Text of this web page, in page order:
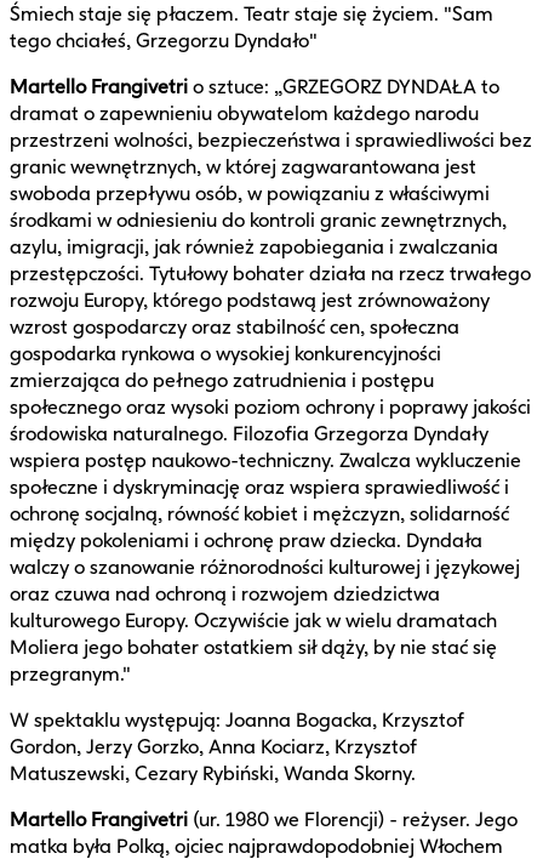
Śmiech staje się płaczem. Teatr staje się życiem. "Sam
tego chciałeś, Grzegorzu Dyndało"
Martello Frangivetri o sztuce: „GRZEGORZ DYNDAŁA to
dramat o zapewnieniu obywatelom każdego narodu
przestrzeni wolności, bezpieczeństwa i sprawiedliwości bez
granic wewnętrznych, w której zagwarantowana jest
swoboda przepływu osób, w powiązaniu z właściwymi
środkami w odniesieniu do kontroli granic zewnętrznych,
azylu, imigracji, jak również zapobiegania i zwalczania
przestępczości. Tytułowy bohater działa na rzecz trwałego
rozwoju Europy, którego podstawą jest zrównoważony
wzrost gospodarczy oraz stabilność cen, społeczna
gospodarka rynkowa o wysokiej konkurencyjności
zmierzająca do pełnego zatrudnienia i postępu
społecznego oraz wysoki poziom ochrony i poprawy jakości
środowiska naturalnego. Filozofia Grzegorza Dyndały
wspiera postęp naukowo-techniczny. Zwalcza wykluczenie
społeczne i dyskryminację oraz wspiera sprawiedliwość i
ochronę socjalną, równość kobiet i mężczyzn, solidarność
między pokoleniami i ochronę praw dziecka. Dyndała
walczy o szanowanie różnorodności kulturowej i językowej
oraz czuwa nad ochroną i rozwojem dziedzictwa
kulturowego Europy. Oczywiście jak w wielu dramatach
Moliera jego bohater ostatkiem sił dąży, by nie stać się
przegranym."
W spektaklu występują: Joanna Bogacka, Krzysztof
Gordon, Jerzy Gorzko, Anna Kociarz, Krzysztof
Matuszewski, Cezary Rybiński, Wanda Skorny.
Martello Frangivetri (ur. 1980 we Florencji) - reżyser. Jego
matka była Polką, ojciec najprawdopodobniej Włochem